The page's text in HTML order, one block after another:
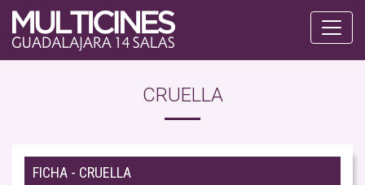
CRUELLA
FICHA - CRUELLA